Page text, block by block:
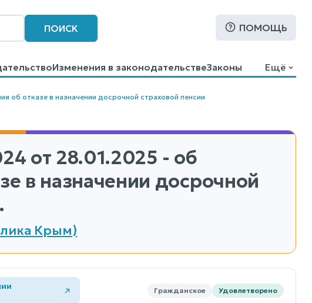
ПОИСК ПОМОЩЬ
Изменения в законодательствеЗаконы
Ещё
об отказе в назначении досрочной страховой пенсии
от 28.01.2025 - об
в назначении досрочной
Крым)
Гражданское Удовлетворено